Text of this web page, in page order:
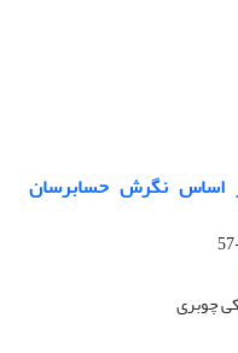
اساس نگرش حسابرسان
چوبری